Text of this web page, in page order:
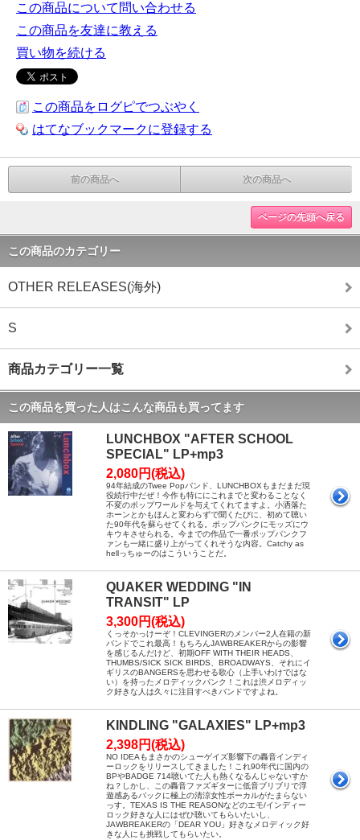
この商品について問い合わせる
この商品を友達に教える
買い物を続ける
この商品をログピでつぶやく
はてなブックマークに登録する
前の商品へ 次の商品へ
ページの先頭へ戻る
この商品のカテゴリー
OTHER RELEASES(海外)
S
商品カテゴリー一覧
この商品を買った人はこんな商品も買ってます
LUNCHBOX "AFTER SCHOOL
SPECIAL" LP+mp3
2,080円(税込)
94年結成のTwee Popバンド、LUNCHBOXもまだまだ現
役続行中だぜ！今作も特ににこれまでと変わることなく
不変のポップワールドを与えてくれてますよ。小洒落た
ホーンとかもほんと変わらずで聞くたびに、初めて聴い
た90年代を蘇らせてくれる。ポップパンクにモッズにウ
キウキさせられる。今までの作品で一番ポップパンクフ
ァンも一緒に盛り上がってくれそうな内容。Catchy as
hellっちゅーのはこういうことだ。
QUAKER WEDDING "IN
TRANSIT" LP
3,300円(税込)
くっそかっけーぞ！CLEVINGERのメンバー2人在籍の新
バンドでこれ最高！もちろんJAWBREAKERからの影響
を感じるんだけど、初期OFF WITH THEIR HEADS、
THUMBS/SICK SICK BIRDS、BROADWAYS、それにイ
ギリスのBANGERSを思わせる歌心（上手いわけではな
い）を持ったメロディックパンク！これは渋メロディッ
ク好きな人は久々に注目すべきバンドですよね。
KINDLING "GALAXIES" LP+mp3
2,398円(税込)
NO IDEAもまさかのシューゲイズ影響下の轟音インディ
ーロックをリリースしてきました！これ90年代に国内の
BPやBADGE 714聴いてた人も熱くなるんじゃないすか
ね？しかし、この轟音ファズギターに低音ブリブリで浮
遊感あるバックに極上の清涼女性ボーカルがたまらない
っす。TEXAS IS THE REASONなどのエモ/インディー
ロック好きな人にはぜひ聴いてもらいたいし、
JAWBREAKERの「DEAR YOU」好きなメロディック好
きな人にも挑戦してもらいたい。